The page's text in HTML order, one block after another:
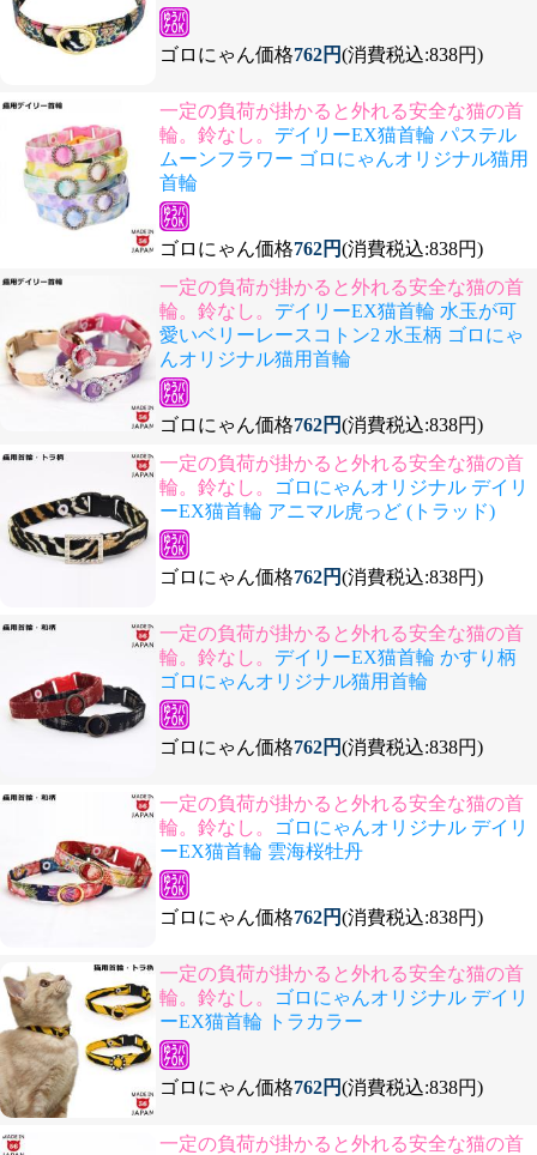
ゴロにゃん価格762円(消費税込:838円)
一定の負荷が掛かると外れる安全な猫の首
輪。鈴なし。 デイリーEX猫首輪 パステル
ムーンフラワー ゴロにゃんオリジナル猫用
首輪
ゴロにゃん価格762円(消費税込:838円)
一定の負荷が掛かると外れる安全な猫の首
輪。鈴なし。 デイリーEX猫首輪 水玉が可
愛いベリーレースコトン2 水玉柄 ゴロにゃ
んオリジナル猫用首輪
ゴロにゃん価格762円(消費税込:838円)
一定の負荷が掛かると外れる安全な猫の首
輪。鈴なし。
ゴロにゃんオリジナル デイリ
ーEX猫首輪 アニマル虎っど (トラッド)
ゴロにゃん価格762円(消費税込:838円)
一定の負荷が掛かると外れる安全な猫の首
輪。鈴なし。 デイリーEX猫首輪 かすり柄
ゴロにゃんオリジナル猫用首輪
ゴロにゃん価格762円(消費税込:838円)
一定の負荷が掛かると外れる安全な猫の首
輪。鈴なし。
ゴロにゃんオリジナル デイリ
ーEX猫首輪 雲海桜牡丹
ゴロにゃん価格762円(消費税込:838円)
一定の負荷が掛かると外れる安全な猫の首
輪。鈴なし。
ゴロにゃんオリジナル デイリ
ーEX猫首輪 トラカラー
ゴロにゃん価格762円(消費税込:838円)
一定の負荷が掛かると外れる安全な猫の首